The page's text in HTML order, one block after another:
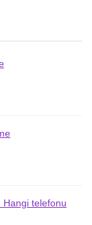
Hangi telefonu